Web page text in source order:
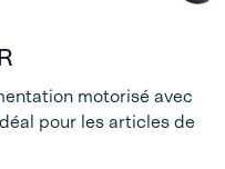
motorisé avec
pour les articles de